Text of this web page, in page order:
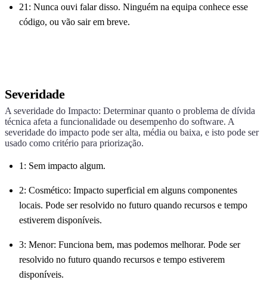
21: Nunca ouvi falar disso. Ninguém na equipa conhece esse
código, ou vão sair em breve.
Severidade
A severidade do Impacto: Determinar quanto o problema de dívida
técnica afeta a funcionalidade ou desempenho do software. A
severidade do impacto pode ser alta, média ou baixa, e isto pode ser
usado como critério para priorização.
1: Sem impacto algum.
2: Cosmético: Impacto superficial em alguns componentes
locais. Pode ser resolvido no futuro quando recursos e tempo
estiverem disponíveis.
3: Menor: Funciona bem, mas podemos melhorar. Pode ser
resolvido no futuro quando recursos e tempo estiverem
disponíveis.